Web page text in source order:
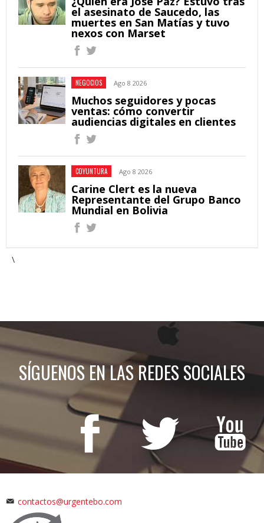
el asesinato de Saucedo, las
muertes en San Matías y tuvo
nexos con Marset
NEGOCIOS Ago 8 2026
Muchos seguidores y pocas
ventas: cómo convertir
audiencias digitales en clientes
COYUNTURA Ago 8 2026
Carine Clert es la nueva
Representante del Grupo Banco
Mundial en Bolivia
\
SÍGUENOS EN LAS REDES SOCIALES
contactos@urgentebo.com